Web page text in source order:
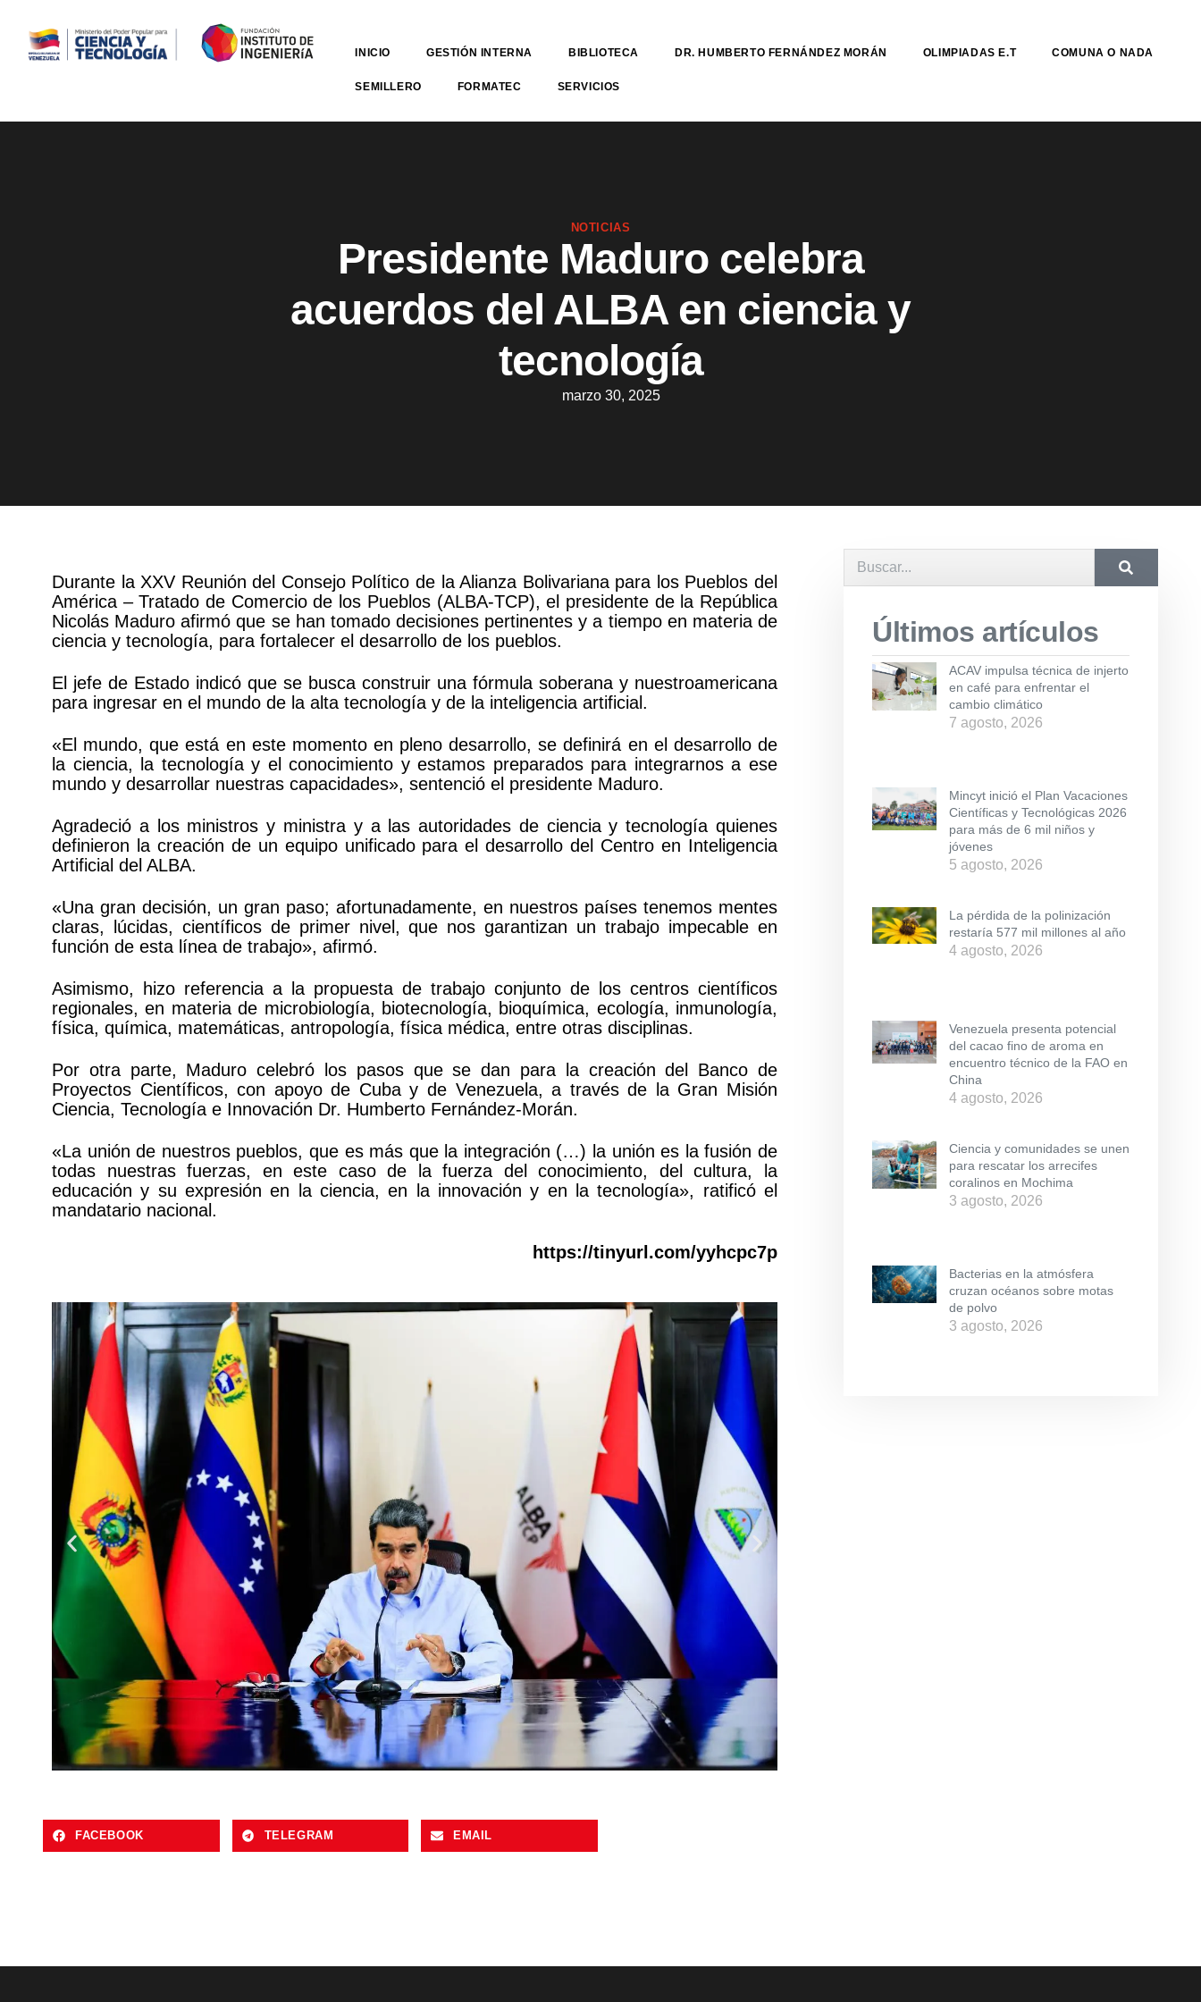
INICIO GESTIÓN INTERNA BIBLIOTECA DR. HUMBERTO FERNÁNDEZ MORÁN OLIMPIADAS E.T COMUNA O NADA
SEMILLERO FORMATEC SERVICIOS
NOTICIAS
Presidente Maduro celebra
acuerdos del ALBA en ciencia y
tecnología
marzo 30, 2025
Durante la XXV Reunión del Consejo Político de la Alianza Bolivariana para los Pueblos del
América – Tratado de Comercio de los Pueblos (ALBA-TCP), el presidente de la República
Nicolás Maduro afirmó que se han tomado decisiones pertinentes y a tiempo en materia de
ciencia y tecnología, para fortalecer el desarrollo de los pueblos.
El jefe de Estado indicó que se busca construir una fórmula soberana y nuestroamericana
para ingresar en el mundo de la alta tecnología y de la inteligencia artificial.
«El mundo, que está en este momento en pleno desarrollo, se definirá en el desarrollo de
la ciencia, la tecnología y el conocimiento y estamos preparados para integrarnos a ese
mundo y desarrollar nuestras capacidades», sentenció el presidente Maduro.
Agradeció a los ministros y ministra y a las autoridades de ciencia y tecnología quienes
definieron la creación de un equipo unificado para el desarrollo del Centro en Inteligencia
Artificial del ALBA.
«Una gran decisión, un gran paso; afortunadamente, en nuestros países tenemos mentes
claras, lúcidas, científicos de primer nivel, que nos garantizan un trabajo impecable en
función de esta línea de trabajo», afirmó.
Asimismo, hizo referencia a la propuesta de trabajo conjunto de los centros científicos
regionales, en materia de microbiología, biotecnología, bioquímica, ecología, inmunología,
física, química, matemáticas, antropología, física médica, entre otras disciplinas.
Por otra parte, Maduro celebró los pasos que se dan para la creación del Banco de
Proyectos Científicos, con apoyo de Cuba y de Venezuela, a través de la Gran Misión
Ciencia, Tecnología e Innovación Dr. Humberto Fernández-Morán.
«La unión de nuestros pueblos, que es más que la integración (…) la unión es la fusión de
todas nuestras fuerzas, en este caso de la fuerza del conocimiento, del cultura, la
educación y su expresión en la ciencia, en la innovación y en la tecnología», ratificó el
mandatario nacional.
https://tinyurl.com/yyhcpc7p
FACEBOOK TELEGRAM EMAIL
Últimos artículos
ACAV impulsa técnica de injerto
en café para enfrentar el
cambio climático
7 agosto, 2026
Mincyt inició el Plan Vacaciones
Científicas y Tecnológicas 2026
para más de 6 mil niños y
jóvenes
5 agosto, 2026
La pérdida de la polinización
restaría 577 mil millones al año
4 agosto, 2026
Venezuela presenta potencial
del cacao fino de aroma en
encuentro técnico de la FAO en
China
4 agosto, 2026
Ciencia y comunidades se unen
para rescatar los arrecifes
coralinos en Mochima
3 agosto, 2026
Bacterias en la atmósfera
cruzan océanos sobre motas
de polvo
3 agosto, 2026